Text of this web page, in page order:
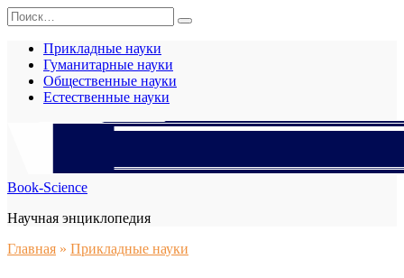
Перейти
к
содержанию
Search
for:
Прикладные науки
Гуманитарные науки
Общественные науки
Естественные науки
Book-Science
Научная энциклопедия
Главная » Прикладные науки